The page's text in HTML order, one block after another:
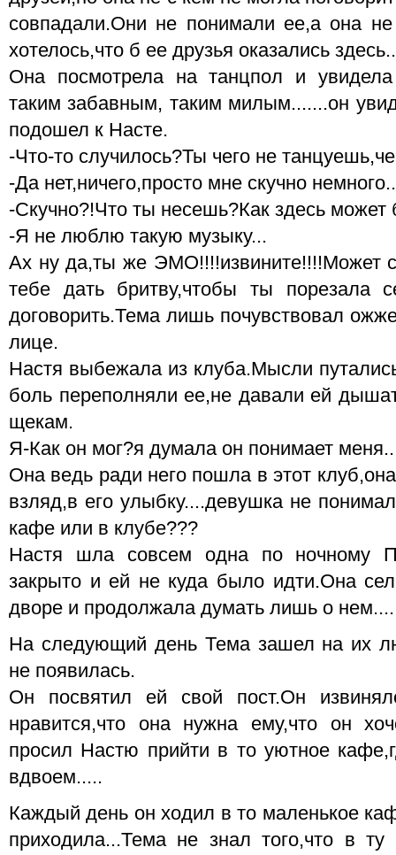
совпадали.Они не понимали ее,а она
хотелось,что б ее друзья оказались
Она посмотрела на танцпол и
таким забавным, таким милым.......он
подошел к Насте.
-Что-то случилось?Ты чего не
-Да нет,ничего,просто мне скучно
-Скучно?!Что ты несешь?Как здесь может
-Я не люблю такую музыку...
Ах ну да,ты же ЭМО!!!!извините!!!!Может
тебе дать бритву,чтобы ты порезала
договорить.Тема лишь почувствовал
лице.
Настя выбежала из клуба.Мысли
боль переполняли ее,не давали ей
щекам.
Я-Как он мог?я думала он понимает
Она ведь ради него пошла в этот
взляд,в его улыбку....девушка не
кафе или в клубе???
Настя шла совсем одна по ночному
закрыто и ей не куда было идти.Она
дворе и продолжала думать лишь о
На следующий день Тема зашел на их
не появилась.
Он посвятил ей свой пост.Он
нравится,что она нужна ему,что он
просил Настю прийти в то уютное
вдвоем.....
Каждый день он ходил в то маленькое
приходила...Тема не знал того,что в